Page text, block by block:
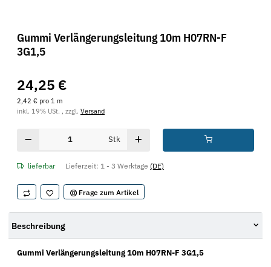
Gummi Verlängerungsleitung 10m H07RN-F
3G1,5
24,25 €
2,42 € pro 1 m
inkl. 19% USt. , zzgl. Versand
Stk
lieferbar Lieferzeit: 1 - 3 Werktage (DE)
Frage zum Artikel
Beschreibung
Gummi Verlängerungsleitung 10m H07RN-F 3G1,5